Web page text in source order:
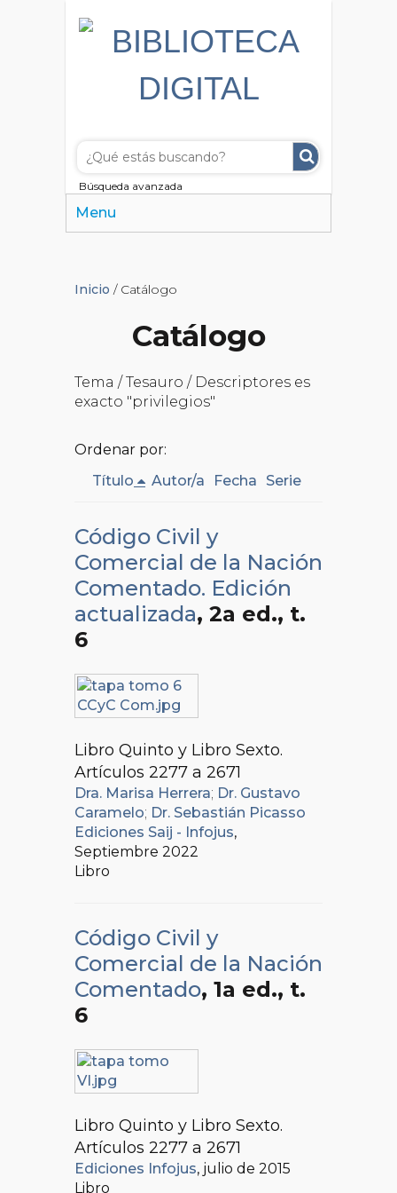
Búsqueda avanzada
Menu
Inicio / Catálogo
Catálogo
Tema / Tesauro / Descriptores es
exacto "privilegios"
Ordenar por:
Título
Autor/a Fecha Serie
Código Civil y
Comercial de la Nación
Comentado. Edición
actualizada, 2a ed., t.
6
Libro Quinto y Libro Sexto.
Artículos 2277 a 2671
Dra. Marisa Herrera; Dr. Gustavo
Caramelo; Dr. Sebastián Picasso
Ediciones Saij - Infojus,
Septiembre 2022
Libro
Código Civil y
Comercial de la Nación
Comentado, 1a ed., t.
6
Libro Quinto y Libro Sexto.
Artículos 2277 a 2671
Ediciones Infojus, julio de 2015
Libro